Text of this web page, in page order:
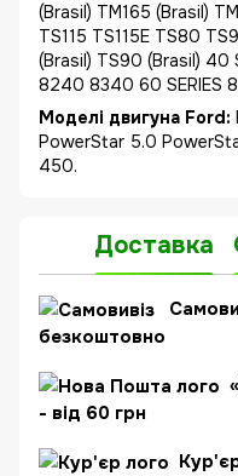
(Brasil) TM165 (Brasil)
TS115 TS115E TS80
(Brasil) TS90 (Brasil)
8240 8340 60 SERIES
Моделі двигуна Ford:
PowerStar 5.0
450.
Доставка
безкоштовно
- від 60 грн